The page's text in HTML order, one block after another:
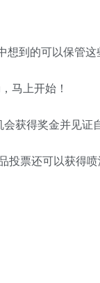
到的可以保管
马上开始！
获得奖金并见证
投票还可以获得